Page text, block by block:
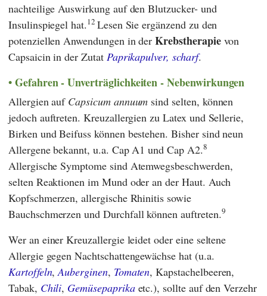
nachteilige Auswirkung auf den Blutzucker- und
Insulinspiegel hat.12 Lesen Sie ergänzend zu den
potenziellen Anwendungen in derKrebstherapievon
Capsaicin in der Zutat Paprikapulver, scharf.
Gefahren - Unverträglichkeiten - Nebenwirkungen
Allergien auf Capsicum annuum sind selten, können
jedoch auftreten. Kreuzallergien zu Latex und Sellerie,
Birken und Beifuss können bestehen. Bisher sind neun
Allergene bekannt, u.a. Cap A1 und Cap A2.8
Allergische Symptome sind Atemwegsbeschwerden,
selten Reaktionen im Mund oder an der Haut. Auch
Kopfschmerzen, allergische Rhinitis sowie
Bauchschmerzen und Durchfall können auftreten.9
Wer an einer Kreuzallergie leidet oder eine seltene
Allergie gegen Nachtschattengewächse hat (u.a.
Kartoffeln,Auberginen, Tomaten, Kapstachelbeeren,
Tabak, Chili, Gemüsepaprikaetc.), sollte auf den Verzehr